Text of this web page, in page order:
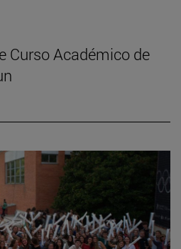
Curso Académico de